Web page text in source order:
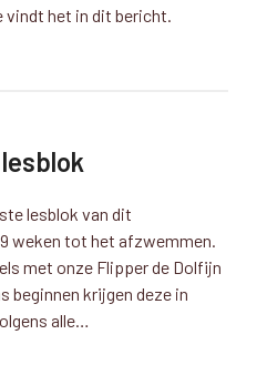
het in dit bericht.
lesblok van dit
weken tot het afzwemmen.
met onze Flipper de Dolfijn
beginnen krijgen deze in
alle…